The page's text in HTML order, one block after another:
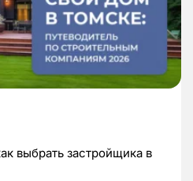
выбрать застройщика в